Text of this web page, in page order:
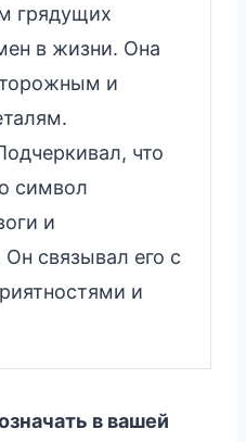
грядущих
в жизни. Она
и
что
символ
и
связывал его с
и
в вашей